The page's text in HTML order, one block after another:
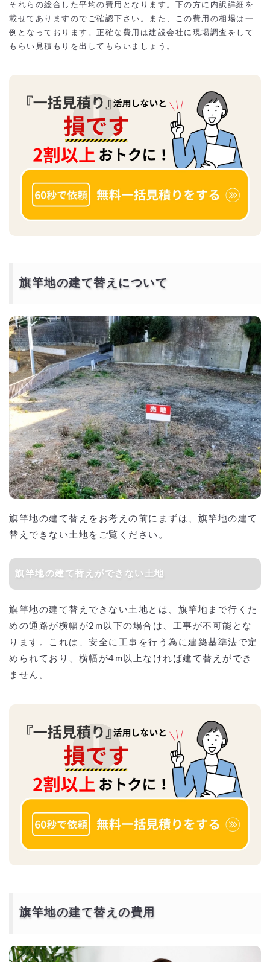
それらの総合した平均の費用となります。下の方に内訳詳細を
載せてありますのでご確認下さい。また、この費用の相場は一
例となっております。正確な費用は建設会社に現場調査をして
もらい見積もりを出してもらいましょう。
旗竿地の建て替えについて
旗竿地の建て替えをお考えの前にまずは、旗竿地の建て
替えできない土地をご覧ください。
旗竿地の建て替えができない土地
旗竿地の建て替えできない土地とは、旗竿地まで行くた
めの通路が横幅が2m以下の場合は、工事が不可能とな
ります。これは、安全に工事を行う為に建築基準法で定
められており、横幅が4m以上なければ建て替えができ
ません。
旗竿地の建て替えの費用